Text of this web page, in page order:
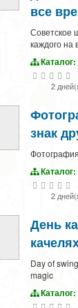
все
Советское
каждого на
Каталог:
2
знак
Каталог:
2
День
Day of
magic
Каталог: